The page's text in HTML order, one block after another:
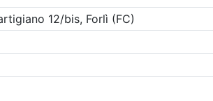
dei filtri ricerca eventi